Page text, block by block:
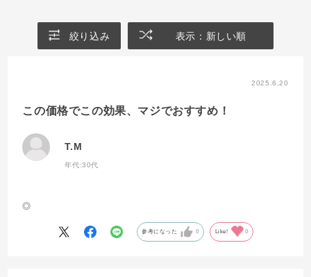
絞り込み 表示：新しい順
2025.6.20
この価格でこの効果、マジでおすすめ！
T.M
年代:30代
◎
参考になった 0 Like! 0